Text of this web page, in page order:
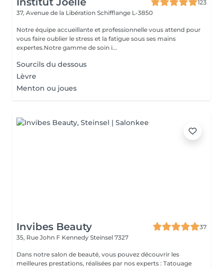
123
37, Avenue de la Libération Schifflange L-3850
Notre équipe accueillante et professionnelle vous attend pour
vous faire oublier le stress et la fatigue sous ses mains
expertes.Notre gamme de soin i...
Sourcils du dessous
Lèvre
Menton ou joues
Invibes Beauty
37
35, Rue John F Kennedy Steinsel 7327
Dans notre salon de beauté, vous pouvez découvrir les
meilleures prestations, réalisées par nos experts : Tatouage